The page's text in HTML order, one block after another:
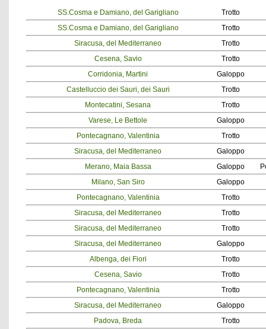
SS.Cosma e Damiano, del Garigliano
Trotto
SS.Cosma e Damiano, del Garigliano
Trotto
Siracusa, del Mediterraneo
Trotto
Cesena, Savio
Trotto
Corridonia, Martini
Galoppo
Castelluccio dei Sauri, dei Sauri
Trotto
Montecatini, Sesana
Trotto
Varese, Le Bettole
Galoppo
Pontecagnano, Valentinia
Trotto
Siracusa, del Mediterraneo
Galoppo
Merano, Maia Bassa
Galoppo
Milano, San Siro
Galoppo
Pontecagnano, Valentinia
Trotto
Siracusa, del Mediterraneo
Trotto
Siracusa, del Mediterraneo
Trotto
Siracusa, del Mediterraneo
Galoppo
Albenga, dei Fiori
Trotto
Cesena, Savio
Trotto
Pontecagnano, Valentinia
Trotto
Siracusa, del Mediterraneo
Galoppo
Padova, Breda
Trotto